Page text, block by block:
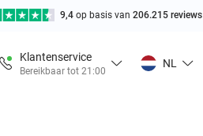
9,4 op basis van 206.215 reviews
Klantenservice
Bereikbaar tot 21:00
NL